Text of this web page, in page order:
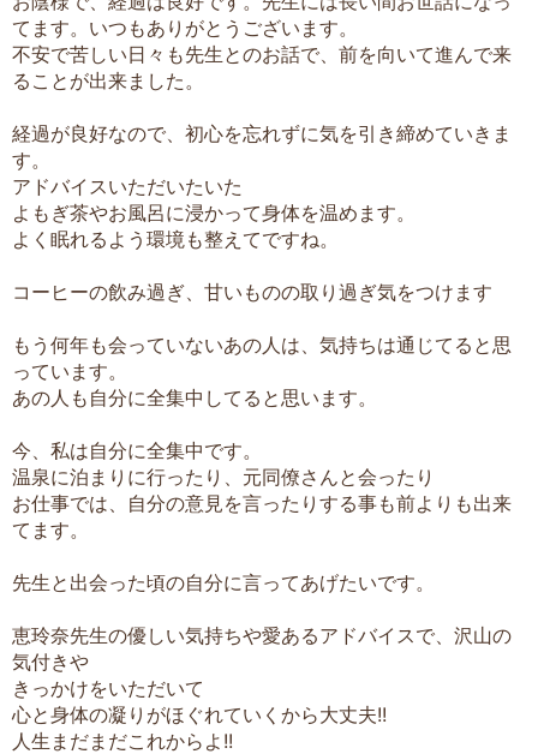
てます。いつもありがとうございます。
不安で苦しい日々も先生とのお話で、前を向いて進んで来
ることが出来ました。
経過が良好なので、初心を忘れずに気を引き締めていきま
す。
アドバイスいただいたいた
よもぎ茶やお風呂に浸かって身体を温めます。
よく眠れるよう環境も整えてですね。
コーヒーの飲み過ぎ、甘いものの取り過ぎ気をつけます
もう何年も会っていないあの人は、気持ちは通じてると思
っています。
あの人も自分に全集中してると思います。
今、私は自分に全集中です。
温泉に泊まりに行ったり、元同僚さんと会ったり
お仕事では、自分の意見を言ったりする事も前よりも出来
てます。
先生と出会った頃の自分に言ってあげたいです。
恵玲奈先生の優しい気持ちや愛あるアドバイスで、沢山の
気付きや
きっかけをいただいて
心と身体の凝りがほぐれていくから大丈夫!!
人生まだまだこれからよ!!